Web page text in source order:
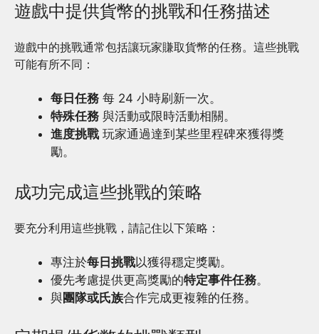
遊戲中提供貨幣的挑戰和任務描述
遊戲中的挑戰通常包括讓玩家賺取貨幣的任務。這些挑戰
可能有所不同：
每日任務 每 24 小時刷新一次。
特殊任務 與活動或限時活動相關。
進度挑戰 玩家通過達到某些里程碑來獲得獎
勵。
成功完成這些挑戰的策略
要充分利用這些挑戰，請記住以下策略：
專注於每日挑戰以獲得穩定獎勵。
優先考慮提供更高獎勵的特定事件任務。
與團隊或氏族合作完成更複雜的任務。